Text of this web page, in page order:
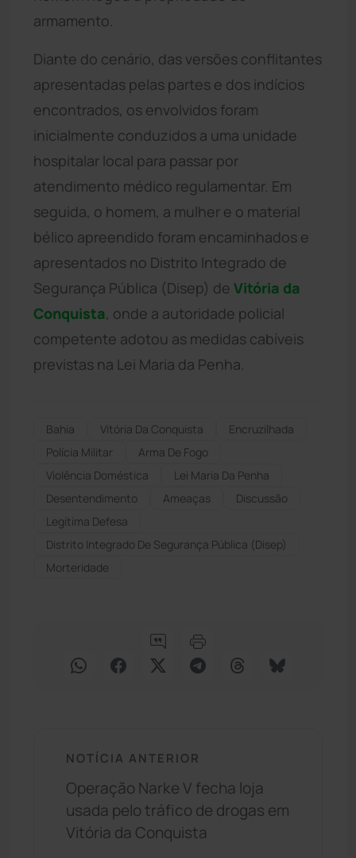
armamento.
Diante do cenário, das versões conflitantes
apresentadas pelas partes e dos indícios
encontrados, os envolvidos foram
inicialmente conduzidos a uma unidade
hospitalar local para passar por
atendimento médico regulamentar. Em
seguida, o homem, a mulher e o material
bélico apreendido foram encaminhados e
apresentados no Distrito Integrado de
Segurança Pública (Disep) de Vitória da
Conquista, onde a autoridade policial
competente adotou as medidas cabíveis
previstas na Lei Maria da Penha.
Bahia Vitória Da Conquista
Encruzilhada
Polícia Militar
Arma De Fogo
Violência Doméstica
Lei Maria Da Penha
Desentendimento
Ameaças
Discussão
Legítima Defesa
Distrito Integrado De Segurança Pública (disep)
Morteridade
NOTÍCIA ANTERIOR
Operação Narke V fecha loja
usada pelo tráfico de drogas em
Vitória da Conquista